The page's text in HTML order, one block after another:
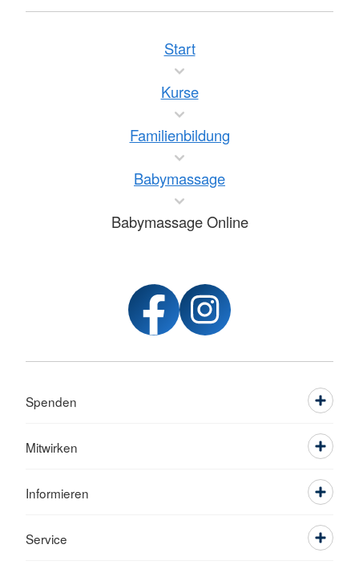
Start
Kurse
Familienbildung
Babymassage
Babymassage Online
Spenden
Mitwirken
Informieren
Service